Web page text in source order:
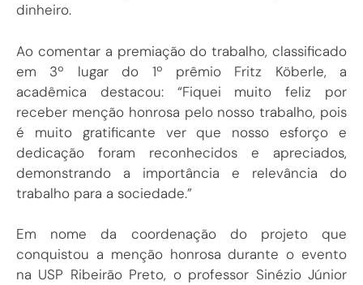
dinheiro.
Ao comentar a premiação do trabalho, classificado
em 3º lugar do 1º prêmio Fritz Köberle, a
acadêmica destacou: “Fiquei muito feliz por
receber menção honrosa pelo nosso trabalho, pois
é muito gratificante ver que nosso esforço e
dedicação foram reconhecidos e apreciados,
demonstrando a importância e relevância do
trabalho para a sociedade.”
Em nome da coordenação do projeto que
conquistou a menção honrosa durante o evento
na USP Ribeirão Preto, o professor Sinézio Júnior